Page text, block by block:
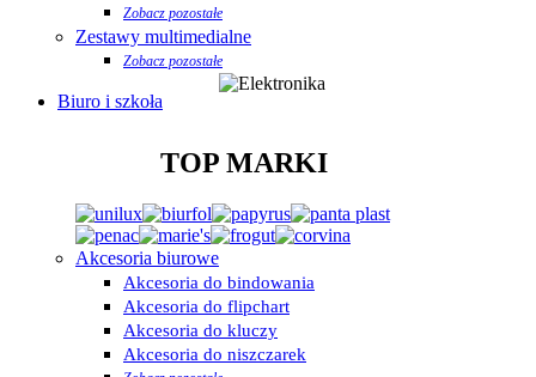
Zobacz pozostałe
Zestawy multimedialne
Zobacz pozostałe
Biuro i szkoła
TOP MARKI
Akcesoria biurowe
Akcesoria do bindowania
Akcesoria do flipchart
Akcesoria do kluczy
Akcesoria do niszczarek